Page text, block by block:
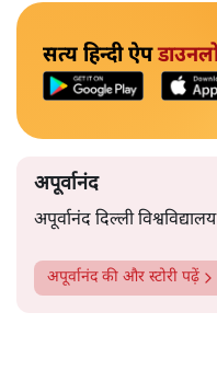
सत्य हिन्दी ऐप
अपूर्वानंद
अपूर्वानंद दिल्ली
अपूर्वानंदकी और स्टोरी पढ़ें